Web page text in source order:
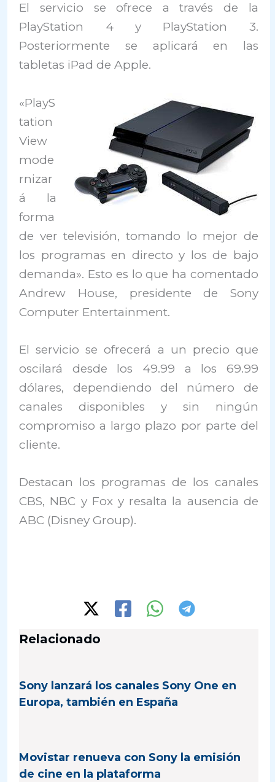
El servicio se ofrece a través de la
PlayStation 4 y PlayStation 3.
Posteriormente se aplicará en las
tabletas iPad de Apple.
«PlayS
tation
View
mode
rnizar
á la
forma
de ver televisión, tomando lo mejor de
los programas en directo y los de bajo
demanda». Esto es lo que ha comentado
Andrew House, presidente de Sony
Computer Entertainment.
El servicio se ofrecerá a un precio que
oscilará desde los 49.99 a los 69.99
dólares, dependiendo del número de
canales disponibles y sin ningún
compromiso a largo plazo por parte del
cliente.
Destacan los programas de los canales
CBS, NBC y Fox y resalta la ausencia de
ABC (Disney Group).
Relacionado
Sony lanzará los canales Sony One en
Europa, también en España
Movistar renueva con Sony la emisión
de cine en la plataforma